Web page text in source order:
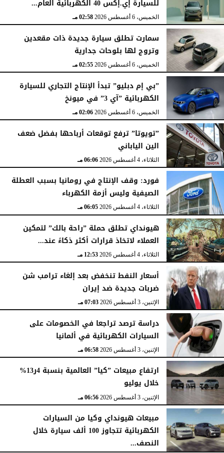
للسيارة إي.إكس 40 الكهربائية العام...
الخميس، 6 أغسطس 2026 02:58 مـ
سمارت تطلق سيارة جديدة ذات مقعدين
وتروج لها بلوحات جدارية
الخميس، 6 أغسطس 2026 02:55 مـ
”بي إم دبليو” تبدأ الإنتاج التجاري للسيارة
الكهربائية ”آي 3” في ميونخ
الخميس، 6 أغسطس 2026 02:06 مـ
”تويوتا” ترفع توقعات أرباحها بفضل ضعف
الين الياباني
الثلاثاء، 4 أغسطس 2026 06:06 مـ
فورد: وقف الإنتاج في رومانيا بسبب العطلة
الصيفية وليس أزمة الكهرباء
الثلاثاء، 4 أغسطس 2026 06:05 مـ
هيونداي تطلق حملة ”راحة بالك” لتمكين
العملاء لاتخاذ قرارات أكثر ذكاءً عند...
الثلاثاء، 4 أغسطس 2026 12:53 مـ
أسعار النفط تنخفض بعد إلغاء ترامب شن
ضربات جديدة ضد إيران
الإثنين، 3 أغسطس 2026 07:03 مـ
دراسة ترصد تراجعا في الخصومات على
السيارات الكهربائية في ألمانيا
الإثنين، 3 أغسطس 2026 06:58 مـ
ارتفاع مبيعات ”كيا” العالمية بنسبة 4ر13%
خلال يوليو
الإثنين، 3 أغسطس 2026 06:56 مـ
مبيعات هيونداي وكيا من السيارات
الكهربائية تتجاوز 100 ألف سيارة خلال
النصف...